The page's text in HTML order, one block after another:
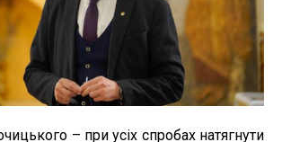
– при усіх спробах натягнути